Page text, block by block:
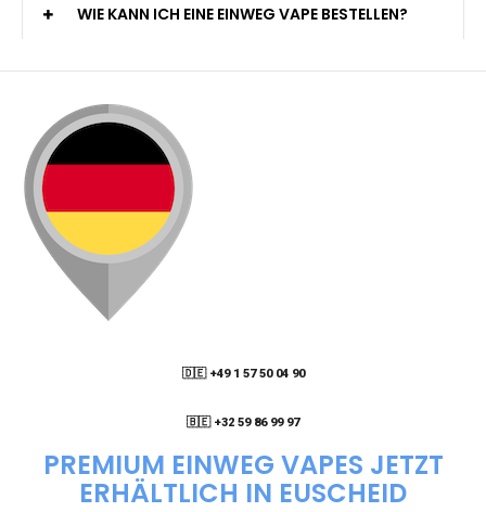
WIE KANN ICH EINE EINWEG VAPE BESTELLEN?
🇩🇪 +49 1 57 50 04 90
🇧🇪 +32 59 86 99 97
PREMIUM EINWEG VAPES JETZT
ERHÄLTLICH IN EUSCHEID